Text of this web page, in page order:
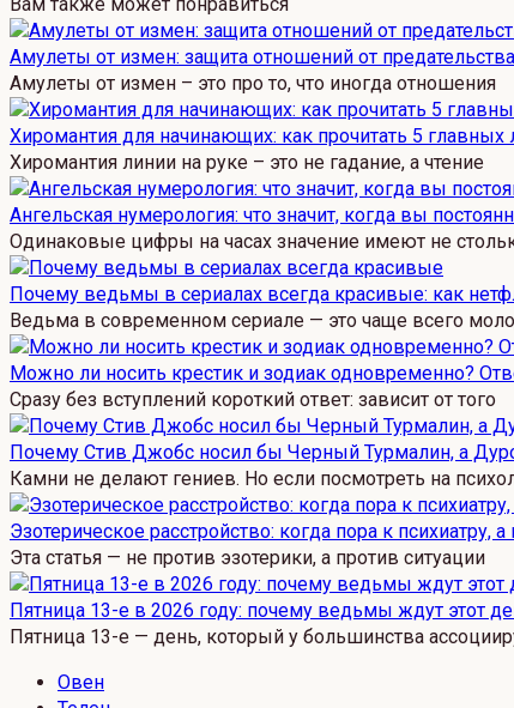
Амулеты от измен: защита отношений от предательства
Амулеты от измен – это про то, что иногда отношения
Хиромантия для начинающих: как прочитать 5 главных
Хиромантия линии на руке – это не гадание, а чтение
Ангельская нумерология: что значит, когда вы
Одинаковые цифры на часах значение имеют не
Почему ведьмы в сериалах всегда красивые: как
Ведьма в современном сериале — это чаще всего
Можно ли носить крестик и зодиак одновременно?
Сразу без вступлений короткий ответ: зависит от того
Почему Стив Джобс носил бы Черный Турмалин, а
Камни не делают гениев. Но если посмотреть на
Эзотерическое расстройство: когда пора к психиатру, а
Эта статья — не против эзотерики, а против ситуации
Пятница 13-е в 2026 году: почему ведьмы ждут этот
Пятница 13-е — день, который у большинства
Овен